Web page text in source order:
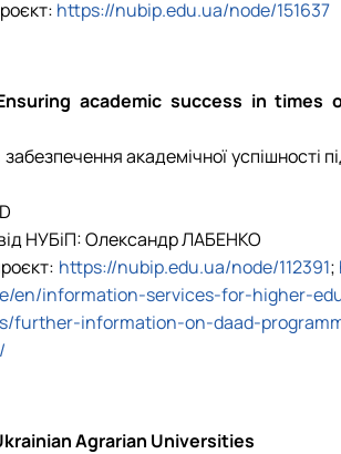
https://nubip.edu.ua/node/151637
academic success in times
академічної успішності
НУБіП: Олександр ЛАБЕНКО
https://nubip.edu.ua/node/112391;
en/information-services-for-higher-
further-information-on-daad-
Agrarian Universities